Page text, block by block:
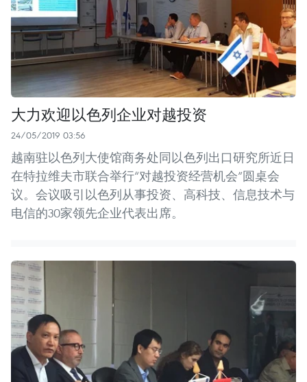
大力欢迎以色列企业对越投资
24/05/2019 03:56
越南驻以色列大使馆商务处同以色列出口研究所近日
在特拉维夫市联合举行“对越投资经营机会”圆桌会
议。会议吸引以色列从事投资、高科技、信息技术与
电信的30家领先企业代表出席。